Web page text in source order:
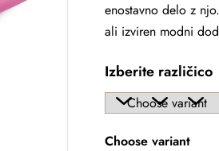
enostavno delo z
ali izviren modni
Izberite različico
Choose variant